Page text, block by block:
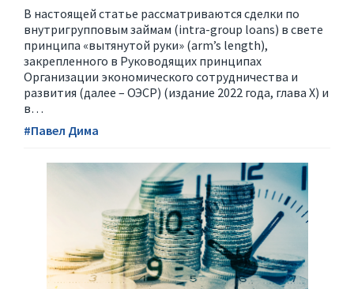
В настоящей статье рассматриваются сделки по
внутригрупповым займам (intra-group loans) в свете
принципа «вытянутой руки» (arm’s length),
закрепленного в Руководящих принципах
Организации экономического сотрудничества и
развития (далее – ОЭСР) (издание 2022 года, глава X) и
в…
#Павел Дима